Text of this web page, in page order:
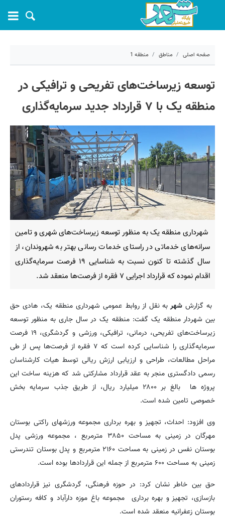
صفحه اصلی مناطق منطقه 1
81879
توسعه زیرساخت‌های تفریحی و ترافیکی در
منطقه یک با ۷ قرارداد جدید سرمایه‌گذاری
شهرداری منطقه یک به منظور توسعه زیرساخت‌های شهری و تامین
سرانه‌های خدماتی در راستای خدمات رسانی بهتر به شهروندان، از
سال گذشته تا کنون نسبت به شناسایی ۱۹ فرصت سرمایه‌گذاری
اقدام نموده که قرارداد اجرایی ۷ فقره از فرصت‌ها منعقد شد.
به گزارششهربه نقل از روابط عمومی شهرداری منطقه یک، هادی حق
بین شهردار منطقه یک گفت: منطقه یک در سال جاری به منظور توسعه
زیرساخت‌های تفریحی، درمانی، ترافیکی، ورزشی و گردشگری، ۱۹ فرصت
سرمایه‌گذاری را شناسایی کرده است که ۷ فقره از فرصت‌ها پس از طی
مراحل مطالعات، طراحی و ارزیابی ارزش ریالی توسط هیات کارشناسان
رسمی دادگستری منجر به عقد قرارداد مشارکتی شد که هزینه ساخت این
پروژه ها بالغ بر ۲۸۰۰ میلیارد ریال، از طریق جذب سرمایه بخش
خصوصی تامین شده است.
وی افزود: احداث، تجهیز و بهره برداری مجموعه ورزشهای راکتی بوستان
مهرگان در زمینی به مساحت ۳۸۵۰ مترمربع ، مجموعه ورزشی پدل
بوستان نفس در زمینی به مساحت ۲۱۶۰ مترمربع و پدل بوستان تندرستی
زمینی به مساحت ۶۰۰ مترمربع از جمله این قراردادها بوده است.
حق بین خاطر نشان کرد: در حوزه فرهنگی، گردشگری نیز قراردادهای
بازسازی، تجهیز و بهره برداری مجموعه باغ موزه دارآباد و کافه رستوران
بوستان زعفرانیه منعقد شده است.